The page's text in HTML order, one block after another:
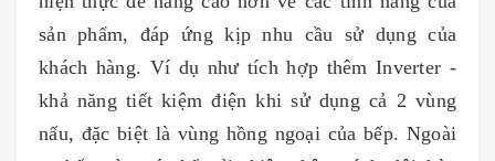
sản phẩm, đáp ứng kịp nhu cầu sử dụng của
khách hàng. Ví dụ như tích hợp thêm Inverter -
khả năng tiết kiệm điện khi sử dụng cả 2 vùng
nấu, đặc biệt là vùng hồng ngoại của bếp. Ngoài